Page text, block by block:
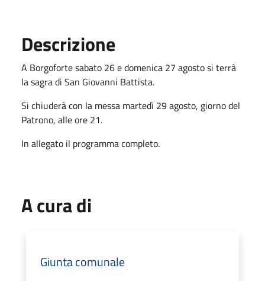
Descrizione
A Borgoforte sabato 26 e domenica 27 agosto si terrà
la sagra di San Giovanni Battista.
Si chiuderà con la messa martedì 29 agosto, giorno del
Patrono, alle ore 21.
In allegato il programma completo.
A cura di
Giunta comunale